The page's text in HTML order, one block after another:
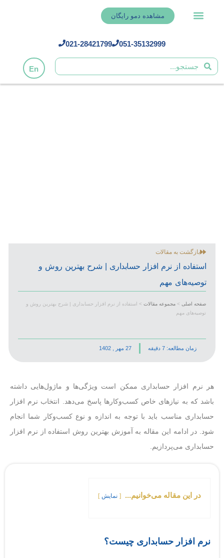
مشاهده دمو رایگان
051-35132999
021-28421799
En
بازگشت به مقالات
استفاده از نرم افزار حسابداری | شرح بهترین روش و
توصیه‌های مهم
صفحه اصلی > مجموعه مقالات > استفاده از نرم افزار حسابداری | شرح بهترین روش و
توصیه‌های مهم
زمان مطالعه: 7 دقیقه 27 مهر , 1402
هر نرم افزار حسابداری ممکن است ویژگی‌ها و ماژول‌هایی داشته
باشد که به نیازهای خاص کسب‌وکارها پاسخ می‌دهد. انتخاب نرم افزار
حسابداری مناسب باید با توجه به اندازه و نوع کسب‌وکار شما انجام
شود. در ادامه این مقاله به آموزش بهترین روش استفاده از نرم افزار
حسابداری می‌پردازیم.
در این مقاله می‌خوانیم... نمایش
نرم افزار حسابداری چیست؟